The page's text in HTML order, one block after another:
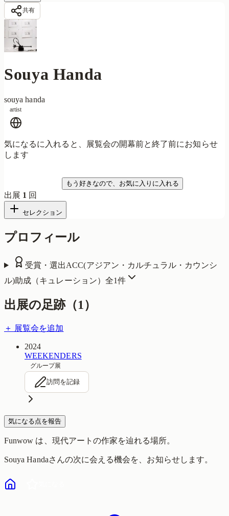
共有
Souya Handa
souya handa
artist
気になるに入れると、展覧会の開幕前と終了前にお知らせ
します
もう好きなので、お気に入りに入れる
出展 1 回
セレクション
プロフィール
受賞・選出ACC(アジアン・カルチュラル・カウンシ
ル)助成（キュレーション） 全1件
出展の足跡（1）
＋ 展覧会を追加
2024
WEEKENDERS
グループ展
訪問を記録
気になる点を報告
Funwow は、現代アートの作家を辿れる場所。
Souya Handaさんの次に会える機会を、お知らせします。